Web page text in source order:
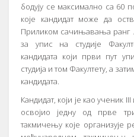
бодују се максимално са 60
које кандидат може да
Приликом сачињавања ранг
за упис на студије
кандидата који први пут
студија и том Факултету, а
кандидата.
Кандидат, који је као ученик
освојио једну од прве
такмичењу које организује